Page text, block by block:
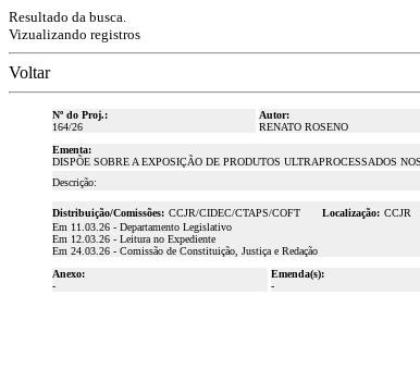
Resultado da busca.
Vizualizando registros
Voltar
Nº do Proj.:
164/26
Autor:
RENATO ROSENO
Ementa:
DISPÕE SOBRE A EXPOSIÇÃO DE PRODUTOS ULTRAPROCESSADOS
Descrição:
Distribuição/Comissões: CCJR/CIDEC/CTAPS/COFT Localização: CCJR
Em 11.03.26 - Departamento Legislativo
Em 12.03.26 - Leitura no Expediente
Em 24.03.26 - Comissão de Constituição, Justiça e Redação
Anexo:
-
Emenda(s):
-